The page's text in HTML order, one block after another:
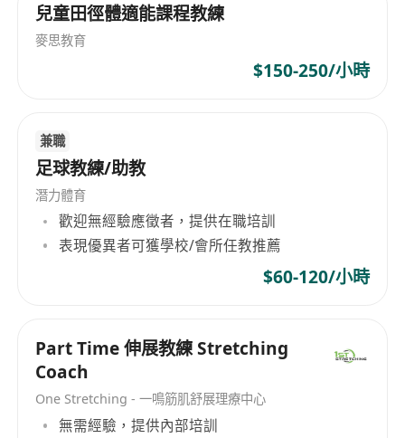
兒童田徑體適能課程教練
麥思教育
$150-250/小時
兼職
足球教練/助教
潛力體育
歡迎無經驗應徵者，提供在職培訓
表現優異者可獲學校/會所任教推薦
$60-120/小時
Part Time 伸展教練 Stretching
Coach
One Stretching - 一鳴筋肌舒展理療中心
無需經驗，提供內部培訓